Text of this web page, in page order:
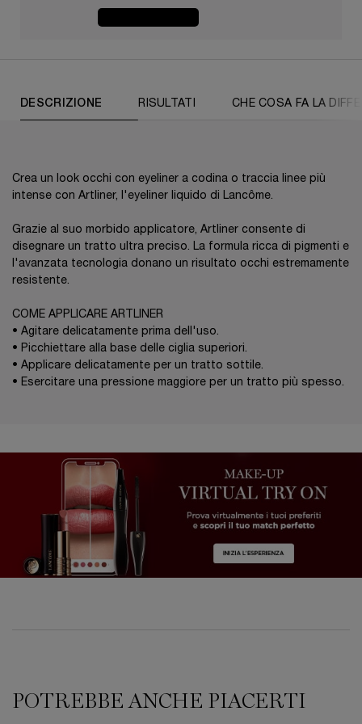
DESCRIZIONE RISULTATI CHE COSA FA LA
Crea un look occhi con eyeliner a codina o traccia linee più
intense con Artliner, l'eyeliner liquido di Lancôme.
Grazie al suo morbido applicatore, Artliner consente di
disegnare un tratto ultra preciso. La formula ricca di pigmenti e
l'avanzata tecnologia donano un risultato occhi estremamente
resistente.
COME APPLICARE ARTLINER
• Agitare delicatamente prima dell'uso.
• Picchiettare alla base delle ciglia superiori.
• Applicare delicatamente per un tratto sottile.
• Esercitare una pressione maggiore per un tratto più spesso.
PDP Slot 1 Section
POTREBBE ANCHE PIACERTI